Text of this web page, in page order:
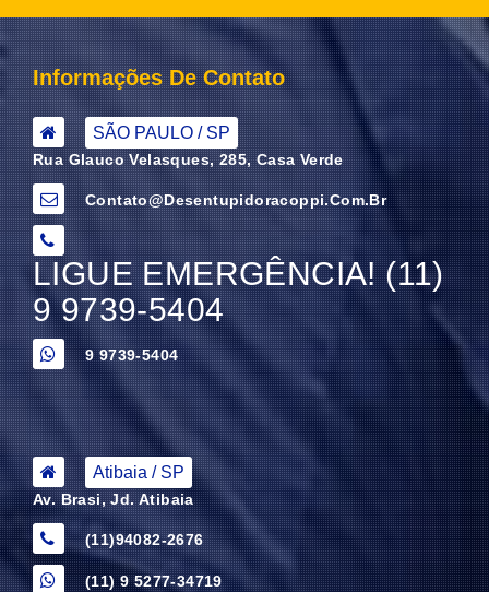
Informações De Contato
SÃO PAULO / SP
Rua Glauco Velasques, 285, Casa Verde
Contato@desentupidoracoppi.com.br
LIGUE EMERGÊNCIA! (11)
9 9739-5404
9 9739-5404
Atibaia / SP
Av. Brasi, Jd. Atibaia
(11)94082-2676
(11) 9 5277-34719